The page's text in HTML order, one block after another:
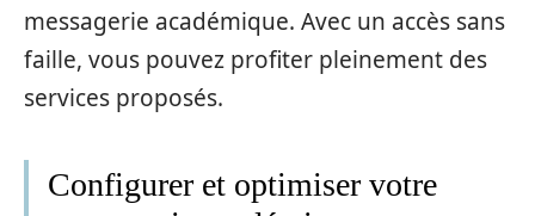
messagerie académique. Avec un accès sans
faille, vous pouvez profiter pleinement des
services proposés.
Configurer et optimiser votre